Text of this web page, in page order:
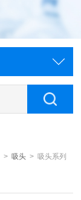
>吸头 > 吸头系列